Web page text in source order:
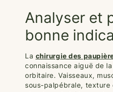
Analyser et
bonne
La chirurgie des
connaissance aiguë de
orbitaire. Vaisseaux,
sous-palpébrale,